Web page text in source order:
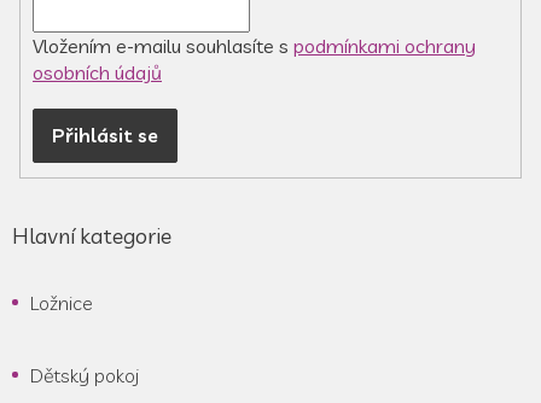
Vložením e-mailu souhlasíte s podmínkami ochrany
osobních údajů
Přihlásit se
Hlavní kategorie
Ložnice
Dětský pokoj